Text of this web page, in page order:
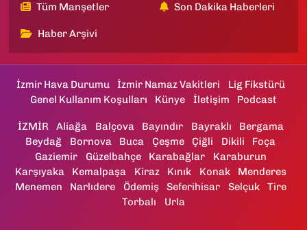
Tüm Manşetler Son Dakika Haberleri
Haber Arşivi
İzmir Hava Durumu İzmir Namaz Vakitleri
Lig Fikstürü
Genel Kullanım Koşulları
Künye İletişim Podcast
İZMİR Aliağa Balçova Bayındır Bayraklı
Bergama
Beydağ
Bornova Buca Çeşme Çiğli Dikili
Foça
Gaziemir
Güzelbahçe Karabağlar
Karaburun
Karşıyaka
Kemalpaşa Kiraz Kınık Konak
Menderes
Menemen
Narlıdere Ödemiş Seferihisar Selçuk
Tire
Torbalı
Urla